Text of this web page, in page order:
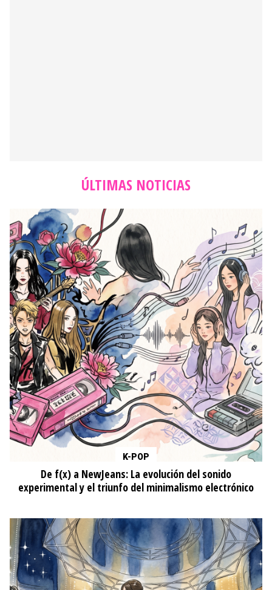
ÚLTIMAS NOTICIAS
K-POP
De f(x) a NewJeans: La evolución del sonido
experimental y el triunfo del minimalismo electrónico